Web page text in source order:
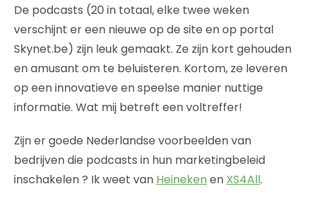
De podcasts (20 in totaal, elke twee weken
verschijnt er een nieuwe op de site en op portal
Skynet.be) zijn leuk gemaakt. Ze zijn kort gehouden
en amusant om te beluisteren. Kortom, ze leveren
op een innovatieve en speelse manier nuttige
informatie. Wat mij betreft een voltreffer!
Zijn er goede Nederlandse voorbeelden van
bedrijven die podcasts in hun marketingbeleid
inschakelen ? Ik weet van Heineken en XS4All.